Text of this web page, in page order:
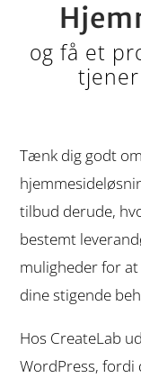
og få et
Tænk dig godt
tilbud derude,
bestemt
muligheder for
dine stigende
Hos CreateLab
WordPress, fordi